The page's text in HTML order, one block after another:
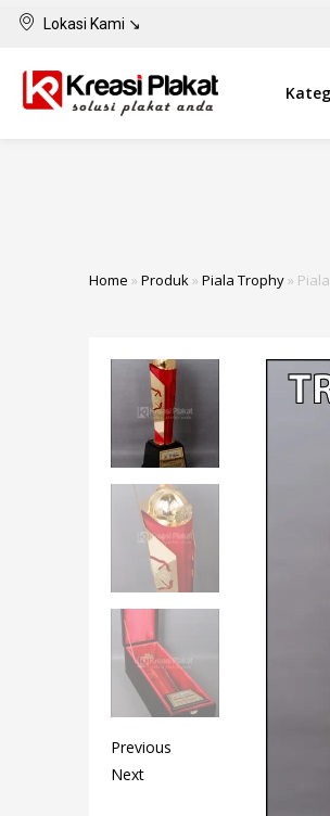
Lokasi Kami ↘
Home » Produk» Piala Trophy»
Previous
Next